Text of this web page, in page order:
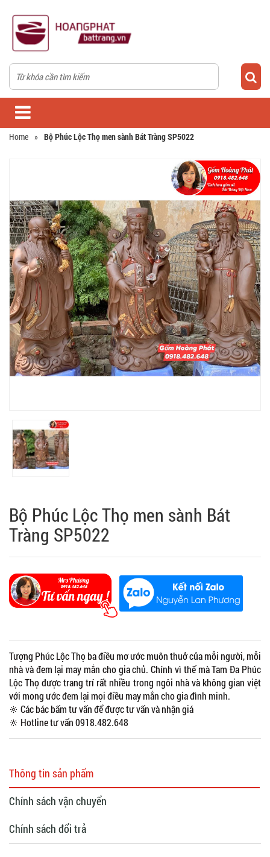
Home » Bộ Phúc Lộc Thọ men sành Bát Tràng SP5022
Bộ Phúc Lộc Thọ men sành Bát
Tràng SP5022
Tượng Phúc Lộc Thọ ba điều mơ ước muôn thuở của mỗi người, mỗi
nhà và đem lại may mắn cho gia chủ. Chính vì thế mà Tam Đa Phúc
Lộc Thọ được trang trí rất nhiều trong ngôi nhà và không gian việt
với mong ước đem lại mọi điều may mắn cho gia đình minh.
🔆 Các bác bấm tư vấn để được tư vấn và nhận giá
🔆 Hotline tư vấn 0918.482.648
Thông tin sản phẩm
Chính sách vận chuyển
Chính sách đổi trả